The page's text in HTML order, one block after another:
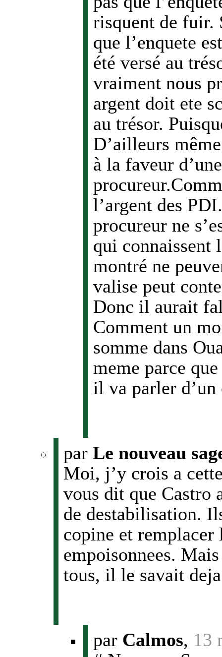
risquent de fuir.
que l’enquete
été versé au
vraiment nous
argent doit ete
au trésor.
D’ailleurs
à la faveur
l’argent des
procureur ne
qui connaissent
montré ne
valise peut
Donc il aurait
Comment un
somme dans
meme parce
il va parler
par Le nouveau
Moi, j’y crois a
vous dit que Castro
de destabilisation.
copine et remplacer
empoisonnees.
tous, il le savait
par Calmos, 13